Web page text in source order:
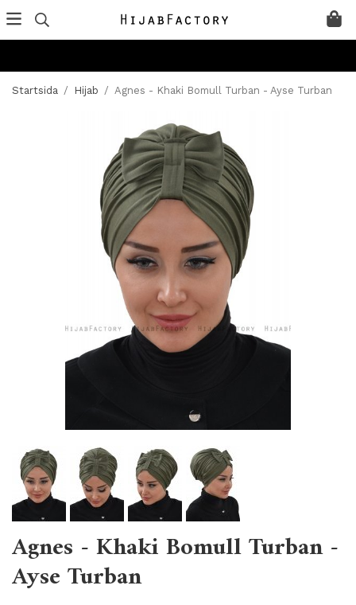
Startsida / Hijab / Agnes - Khaki Bomull Turban - Ayse Turban
Agnes - Khaki Bomull Turban -
Ayse Turban